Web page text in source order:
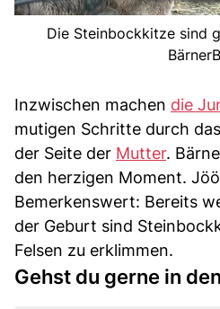
Die Steinbockkitze sind
Inzwischen machen die
mutigen Schritte durch
der Seite der Mutter.
den herzigen Moment.
Bemerkenswert: Bereits
der Geburt sind
Felsen zu erklimmen.
Gehst du gerne in